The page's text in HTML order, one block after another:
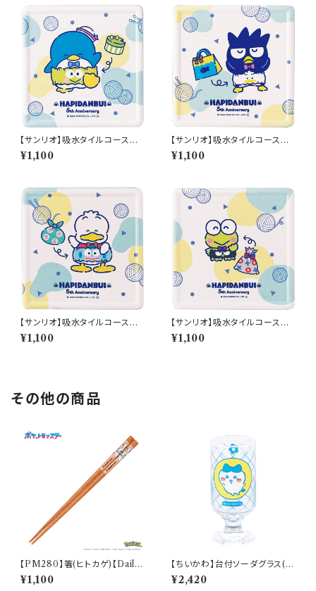
【サンリオ】吸水タイルコースタ
ー(タキシードサム)【SAN170】S
AN172-346
¥1,100
【サンリオ】吸水タイルコースタ
ー(バッドばつ丸)【SAN170】SA
N174-346
¥1,100
【サンリオ】吸水タイルコースタ
ー(あひるのペックル)【SAN17
0】SAN175-346
¥1,100
【サンリオ】吸水タイルコースタ
ー(けろけろけろっぴ)【SAN17
0】SAN176-346
¥1,100
その他の商品
【PM280】箸(ヒトカゲ)【Daily
Sketch】PM282-840
¥1,100
【ちいかわ】台付ソーダグラス(ハ
チワレ)【CKW40】CKW42-81
3
¥2,420